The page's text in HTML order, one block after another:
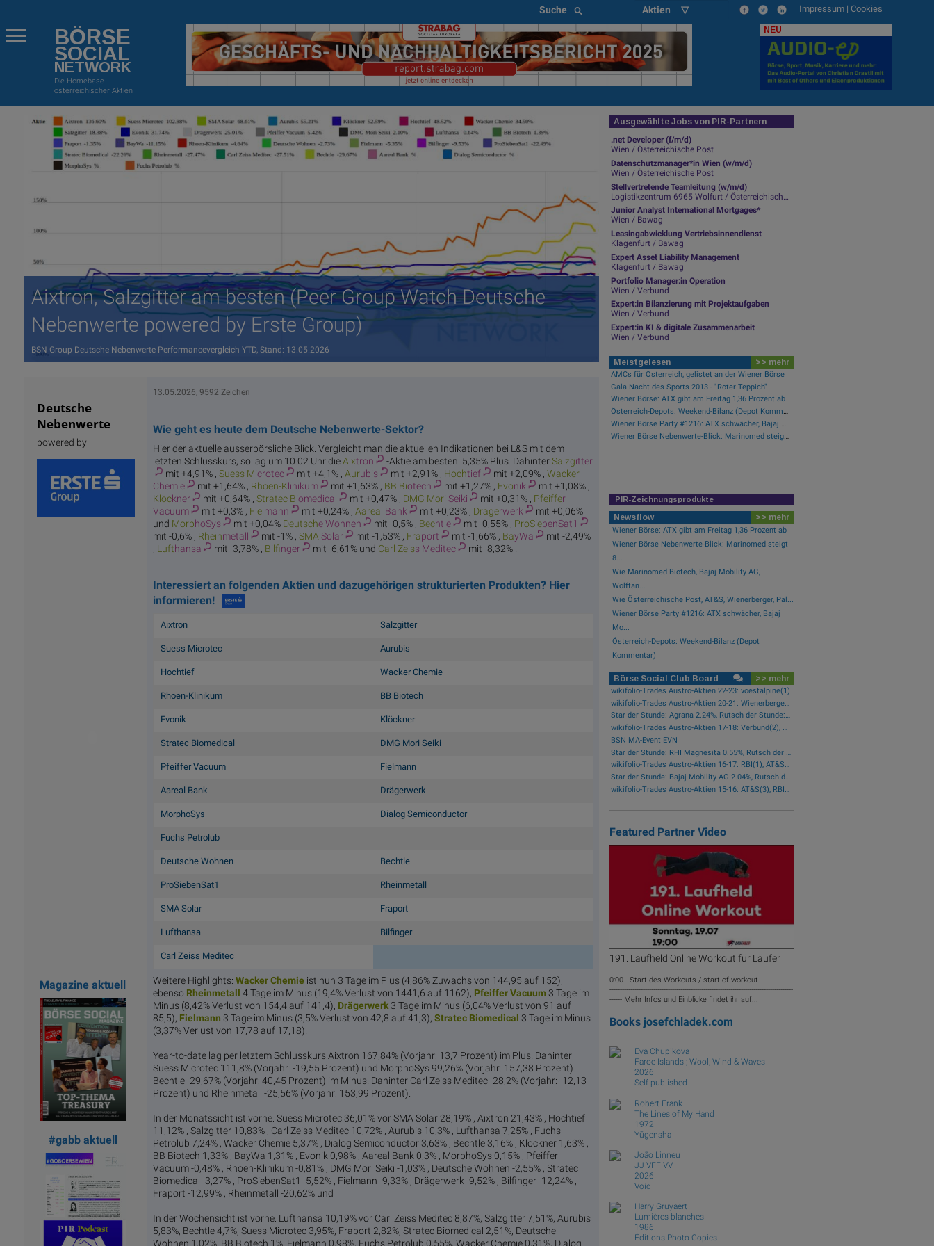
Suche Aktien ▽ Impressum | Cookies
BÖRSE
SOCIAL
NETWORK
Die Homebase
österreichischer Aktien
NEU
Aixtron, Salzgitter am besten (Peer Group Watch Deutsche
Nebenwerte powered by Erste Group)
BSN Group Deutsche Nebenwerte Performancevergleich YTD, Stand: 13.05.2026
Deutsche
Nebenwerte
powered by
Magazine aktuell
#gabb aktuell
13.05.2026, 9592 Zeichen
Wie geht es heute dem Deutsche Nebenwerte-Sektor?
Hier der aktuelle ausserbörsliche Blick. Vergleicht man die aktuellen Indikationen bei L&S mit dem
letzten Schlusskurs, so lag um 10:02 Uhr dieAixtron -Aktie am besten: 5,35% Plus. DahinterSalzgitter
mit +4,91% , Suess Microtec mit +4,1% , Aurubis mit +2,91% , Hochtief mit +2,09% , Wacker
Chemie
mit +1,64% , Rhoen-Klinikum mit +1,63% , BB Biotech mit +1,27% , Evonik
mit +1,08% ,
Klöckner mit +0,64% , Stratec Biomedical mit +0,47% , DMG Mori Seiki mit +0,31% , Pfeiffer
Vacuum
mit +0,3% , Fielmann mit +0,24% , Aareal Bank mit +0,23% , Drägerwerk
mit +0,06%
und MorphoSys mit +0,04% Deutsche Wohnen mit -0,5% , Bechtle mit -0,55% , ProSiebenSat1
mit -0,6% , Rheinmetall mit -1% , SMASolar mit -1,53% , Fraport mit -1,66% , BayWa
mit -2,49%
, Lufthansa mit -3,78% , Bilfinger mit -6,61% und Carl Zeiss Meditec mit -8,32% .
Interessiert an folgenden Aktien und dazugehörigen strukturierten Produkten? Hier
informieren!
Aixtron Salzgitter
Suess Microtec Aurubis
Hochtief Wacker Chemie
Rhoen-Klinikum BB Biotech
Evonik Klöckner
Stratec Biomedical DMG Mori Seiki
Pfeiffer Vacuum Fielmann
Aareal Bank Drägerwerk
MorphoSys Dialog Semiconductor
Fuchs Petrolub
Deutsche Wohnen Bechtle
ProSiebenSat1 Rheinmetall
SMA Solar Fraport
Lufthansa Bilfinger
Carl Zeiss Meditec
Weitere Highlights: WackerChemie ist nun 3 Tage im Plus (4,86% Zuwachs von 144,95 auf 152),
ebenso Rheinmetall 4 Tage im Minus (19,4% Verlust von 1441,6 auf 1162), Pfeiffer Vacuum3 Tage im
Minus (8,42% Verlust von 154,4 auf 141,4), Drägerwerk3 Tage im Minus (6,04% Verlust von 91 auf
85,5), Fielmann 3 Tage im Minus (3,5% Verlust von 42,8 auf 41,3), Stratec Biomedical 3 Tage im Minus
(3,37% Verlust von 17,78 auf 17,18).
Year-to-date lag per letztem Schlusskurs Aixtron 167,84% (Vorjahr: 13,7 Prozent) im Plus. Dahinter
Suess Microtec 111,8% (Vorjahr: -19,55 Prozent) und MorphoSys 99,26% (Vorjahr: 157,38 Prozent).
Bechtle -29,67% (Vorjahr: 40,45 Prozent) im Minus. Dahinter Carl Zeiss Meditec -28,2% (Vorjahr: -12,13
Prozent) und Rheinmetall -25,56% (Vorjahr: 153,99 Prozent).
In der Monatssicht ist vorne: Suess Microtec 36,01% vor SMA Solar 28,19% , Aixtron 21,43% , Hochtief
11,12% , Salzgitter 10,83% , Carl Zeiss Meditec 10,72% , Aurubis 10,3% , Lufthansa 7,25% , Fuchs
Petrolub 7,24% , Wacker Chemie 5,37% , Dialog Semiconductor 3,63% , Bechtle 3,16% , Klöckner 1,63% ,
BB Biotech 1,33% , BayWa 1,31% , Evonik 0,98% , Aareal Bank 0,3% , MorphoSys 0,15% , Pfeiffer
Vacuum -0,48% , Rhoen-Klinikum -0,81% , DMG Mori Seiki -1,03% , Deutsche Wohnen -2,55% , Stratec
Biomedical -3,27% , ProSiebenSat1 -5,52% , Fielmann -9,33% , Drägerwerk -9,52% , Bilfinger -12,24% ,
Fraport -12,99% , Rheinmetall -20,62% und
In der Wochensicht ist vorne: Lufthansa 10,19% vor Carl Zeiss Meditec 8,87%, Salzgitter 7,51%, Aurubis
5,83%, Bechtle 4,7%, Suess Microtec 3,95%, Fraport 2,82%, Stratec Biomedical 2,51%, Deutsche
Wohnen 1,02%, BB Biotech 1%, Fielmann 0,98%, Fuchs Petrolub 0,55%, Wacker Chemie 0,31%, Dialog
Ausgewählte Jobs von PIR-Partnern
.net Developer (f/m/d)
Wien / Österreichische Post
Datenschutzmanager*in Wien (w/m/d)
Wien / Österreichische Post
Stellvertretende Teamleitung (w/m/d)
Logistikzentrum 6965 Wolfurt / Österreichische Post
Junior Analyst International Mortgages*
Wien / Bawag
Leasingabwicklung Vertriebsinnendienst
Klagenfurt / Bawag
Expert Asset Liability Management
Klagenfurt / Bawag
Portfolio Manager:in Operation
Wien / Verbund
Expert:in Bilanzierung mit Projektaufgaben
Wien / Verbund
Expert:in KI & digitale Zusammenarbeit
Wien / Verbund
Meistgelesen >> mehr
AMCs für Österreich, gelistet an der Wiener Börse
Gala Nacht des Sports 2013 - "Roter Teppich"
Wiener Börse: ATX gibt am Freitag 1,36 Prozent ab
Österreich-Depots: Weekend-Bilanz (Depot Kommentar)
Wiener Börse Party #1216: ATX schwächer, Bajaj Mobility weiter stark, neue indische Freunde und Rajiv Bajaj mein Man of the Day
Wiener Börse Nebenwerte-Blick: Marinomed steigt 8 Prozent, Bajaj Mobility 7,84 Prozent
PIR-Zeichnungsprodukte
Newsflow >> mehr
Wiener Börse: ATX gibt am Freitag 1,36 Prozent ab
Wiener Börse Nebenwerte-Blick: Marinomed steigt
8...
Wie Marinomed Biotech, Bajaj Mobility AG,
Wolftan...
Wie Österreichische Post, AT&S, Wienerberger, Pal...
Wiener Börse Party #1216: ATX schwächer, Bajaj
Mo...
Österreich-Depots: Weekend-Bilanz (Depot
Kommentar)
Börse Social Club Board >> mehr
wikifolio-Trades Austro-Aktien 22-23: voestalpine(1)
Star der Stunde: Agrana 2.24%, Rutsch der Stunde: CA Immo -1.42%
wikifolio-Trades Austro-Aktien 17-18: Verbund(2), Österreichische Post(1)
BSN MA-Event EVN
wikifolio-Trades Austro-Aktien 16-17: RBI(1), AT&S(1), Wienerberger(1), Österreichische Post(1)
Star der Stunde: Bajaj Mobility AG 2.04%, Rutsch der Stunde: Frequentis -1.76%
wikifolio-Trades Austro-Aktien 15-16: AT&S(3), RBI(2), Wienerberger(1), voestalpine(1), Kontron(1), Bawag(1)
Featured Partner Video
191. Laufheld Online Workout für Läufer
0:00 - Start des Workouts / start of workout ----------------
----------------------------------------------------------------------------------------
------ Mehr Infos und Einblicke findet ihr auf...
Books josefchladek.com
Eva Chupikova
Faroe Islands ; Wool, Wind & Waves
2026
Self published
Robert Frank
The Lines of My Hand
1972
Yūgensha
João Linneu
JJ VFF VV
2026
Void
Harry Gruyaert
Lumières blanches
1986
Éditions Photo Copies